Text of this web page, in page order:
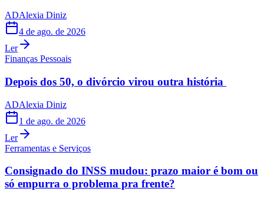
ADAlexia Diniz
4 de ago. de 2026
Ler
Finanças Pessoais
Depois dos 50, o divórcio virou outra história
ADAlexia Diniz
1 de ago. de 2026
Ler
Ferramentas e Serviços
Consignado do INSS mudou: prazo maior é bom ou
só empurra o problema pra frente?